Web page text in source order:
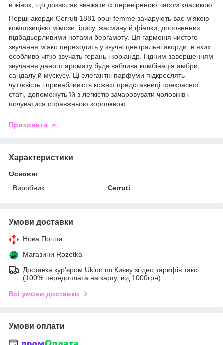
в жінок, що дозволяє вважати їх перевіреною часом класикою.
Перші акорди Cerruti 1881 pour femme зачарують вас м'якою
композицією мімози, ірису, жасмину й фіалки, доповнених
підбадьорливими нотами бергамоту. Ця гармонія чистого
звучання м'яко переходить у звучні центральні акорди, в яких
особливо чітко звучать герань і коріандр. Гідним завершенням
звучання даного аромату буде ваблива комбінація амбри,
сандалу й мускусу. Ці елегантні парфуми підкреслять
чуттєвість і привабливість кожної представниці прекрасної
статі, допоможуть їй з легкістю зачаровувати чоловіків і
почуватися справжньою королевою.
Приховати
Характеристики
Основні
Виробник
Cerruti
Умови доставки
Нова Пошта
Магазини Rozetka
Доставка кур'єром Uklon по Києву згідно тарифів таксі
(100% передоплата на карту, від 1000грн)
Всі умови доставки
Умови оплати